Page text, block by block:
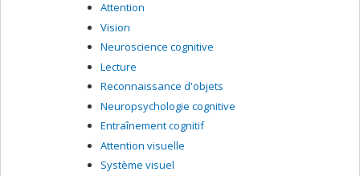
Attention
Vision
Neuroscience cognitive
Lecture
Reconnaissance d'objets
Neuropsychologie cognitive
Entraînement cognitif
Attention visuelle
Système visuel